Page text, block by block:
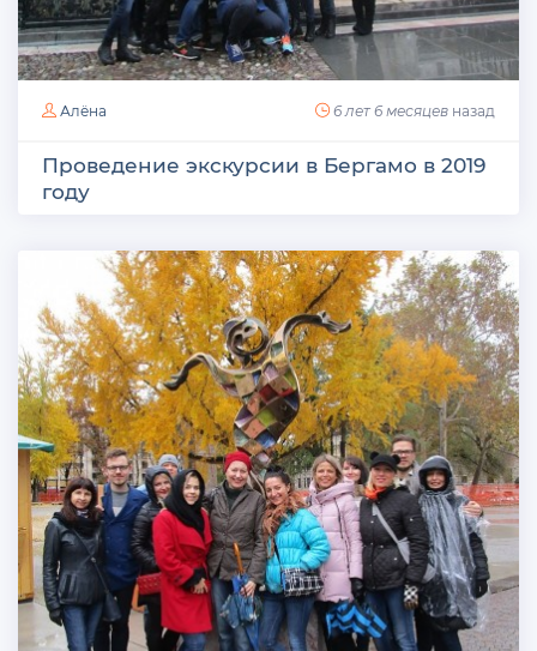
6 лет 6 месяцев назад
Алёна
Проведение экскурсии в Бергамо в 2019
году